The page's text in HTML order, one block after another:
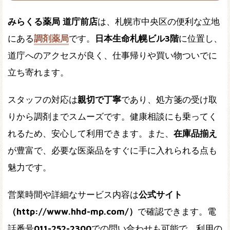
みらくる薬局 道庁前店は、札幌市中央区の便利な立地
にある調剤薬局です。 日本生命札幌ビル3階に位置し、
道庁へのアクセスが良く、仕事帰りや買い物ついでに
立ち寄れます。
スタッフの対応は親切で丁寧であり、処方箋の受け取
りから調剤までスムーズです。健康相談にも乗ってく
れるため、安心して利用できます。また、 在庫品揃え
が豊富で、必要な医薬品をすぐに手に入れられる点も
魅力です。
営業時間や詳細なサービス内容は公式サイト
（http://www.hhd-mp.com/） で確認できます。電